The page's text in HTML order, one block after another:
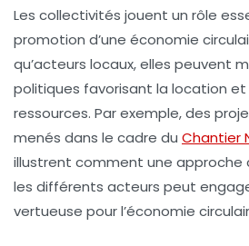
Les collectivités jouent un rôle
promotion d’une économie
qu’acteurs locaux, elles peuvent
politiques favorisant la location
ressources. Par exemple, des
menés dans le cadre du Chantier
illustrent comment une approche
les différents acteurs peut
vertueuse pour l’économie